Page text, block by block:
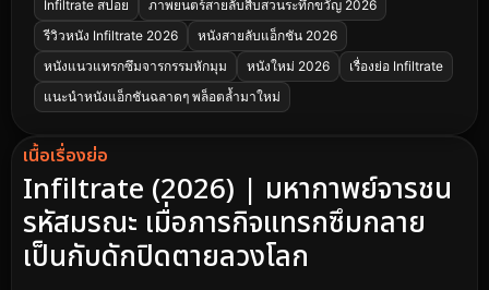
Infiltrate สปอย
ภาพยนตร์สายลับสืบสวนระทึกขวัญ 2026
รีวิวหนัง Infiltrate 2026
หนังสายลับแอ็กชัน 2026
หนังแนวแทรกซึมจารกรรมหักมุม
หนังใหม่ 2026
เรื่องย่อ Infiltrate
แนะนำหนังแอ็กชันฉลาดๆ พล็อตล้ำมาใหม่
เนื้อเรื่องย่อ
Infiltrate (2026) | มหากาพย์จารชน
รหัสมรณะ เมื่อภารกิจแทรกซึมกลาย
เป็นกับดักปิดตายลวงโลก